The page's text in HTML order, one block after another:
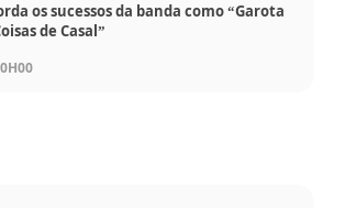
os sucessos da banda como “Garota
de Casal”